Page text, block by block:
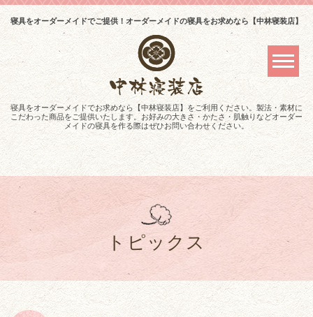
寝具をオーダーメイドでご提供！オーダーメイドの寝具をお求めなら【中林寝装店】
寝具をオーダーメイドでお求めなら【中林寝装店】をご利用ください。製法・素材に
こだわった商品をご提供いたします。お好みの大きさ・かたさ・肌触りなどオーダー
メイドの寝具を作る際はぜひお問い合わせください。
トピックス